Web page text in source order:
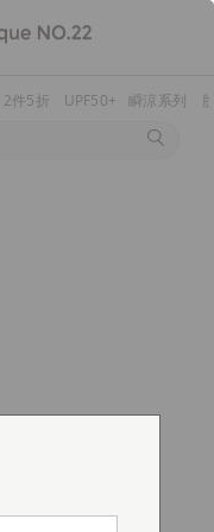
2件5折 UPF50+ 瞬涼系列